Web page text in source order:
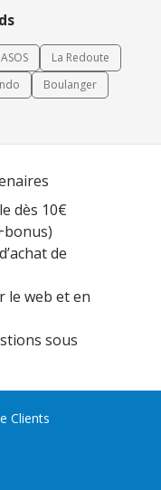
ASOS
La Redoute
Boulanger
dès 10€
de
le web et en
sous
Clients